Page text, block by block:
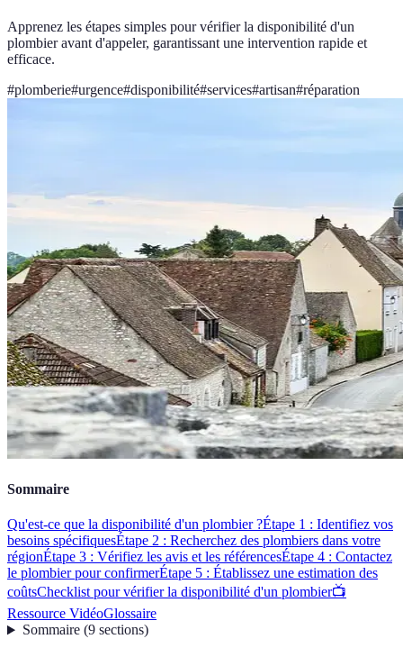
Apprenez les étapes simples pour vérifier la disponibilité d'un
plombier avant d'appeler, garantissant une intervention rapide et
efficace.
#plomberie#urgence#disponibilité#services#artisan#réparation
Sommaire
Qu'est-ce que la disponibilité d'un plombier ?Étape 1 : Identifiez vos
besoins spécifiquesÉtape 2 : Recherchez des plombiers dans votre
régionÉtape 3 : Vérifiez les avis et les référencesÉtape 4 : Contactez
le plombier pour confirmerÉtape 5 : Établissez une estimation des
coûtsChecklist pour vérifier la disponibilité d'un plombier📺
Ressource VidéoGlossaire
Sommaire(9 sections)